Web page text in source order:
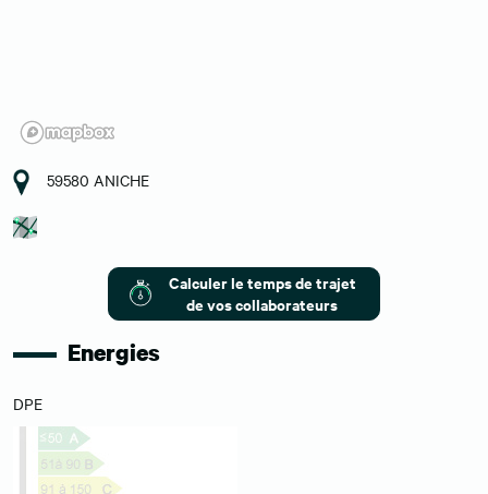
59580 ANICHE
Calculer le temps de trajet
de vos collaborateurs
Energies
DPE